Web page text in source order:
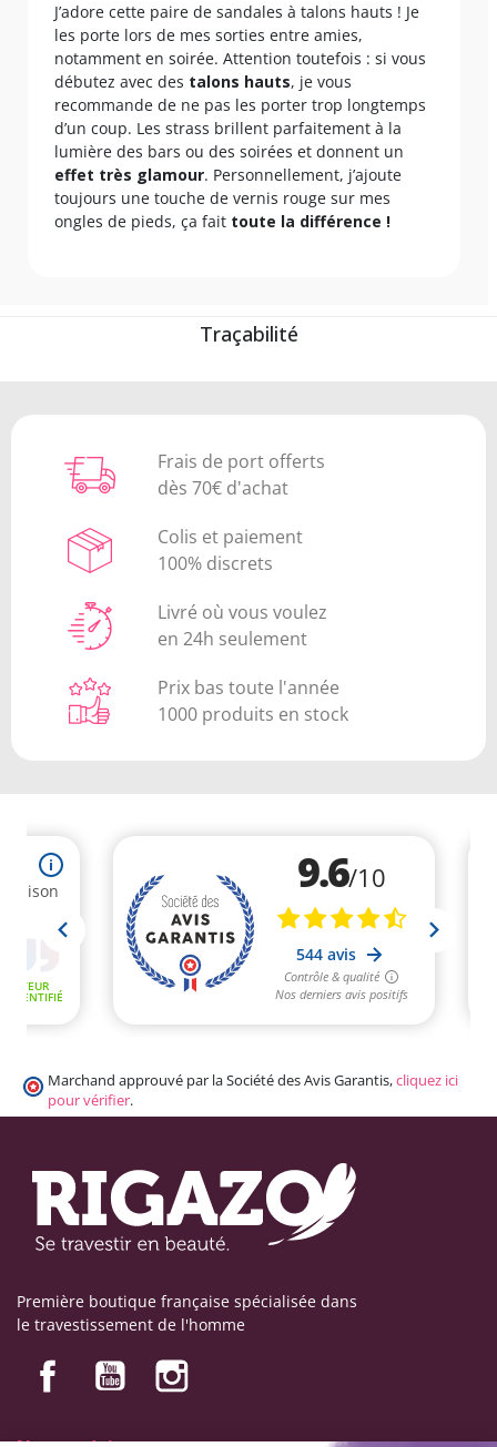
J’adore cette paire de sandales à talons hauts ! Je
les porte lors de mes sorties entre amies,
notamment en soirée. Attention toutefois : si vous
débutez avec des talons hauts, je vous
recommande de ne pas les porter trop longtemps
d’un coup. Les strass brillent parfaitement à la
lumière des bars ou des soirées et donnent un
effet très glamour. Personnellement, j’ajoute
toujours une touche de vernis rouge sur mes
ongles de pieds, ça fait toute la différence !
Traçabilité
Frais de port offerts
dès 70€ d'achat
Colis et paiement
100% discrets
Livré où vous voulez
en 24h seulement
Prix bas toute l'année
1000 produits en stock
Marchand approuvé par la Société des Avis Garantis,cliquez ici
pour vérifier.
Première boutique française spécialisée dans
le travestissement de l'homme